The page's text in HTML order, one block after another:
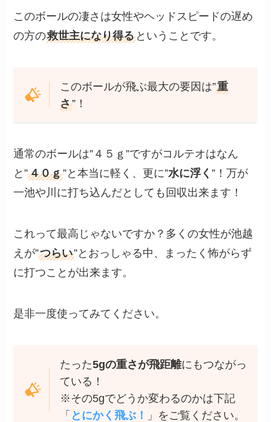
このボールの凄さは女性やヘッドスピードの遅め
の方の救世主になり得る ということです。
このボールが飛ぶ最大の要因は”重
さ”！
通常のボールは”４５ｇ”ですがコルテオはなん
と”４０ｇ”と本当に軽く、更に”水に浮く”！万が
一池や川に打ち込んだとしても回収出来ます！
これって最高じゃないですか？多くの女性が池越
えが”つらい”とおっしゃる中、まったく怖がらず
に打つことが出来ます。
是非一度使ってみてください。
たった5gの重さが飛距離にもつながっ
ている！
※その5gでどうか変わるのかは下記
「 とにかく飛ぶ！ 」をご覧ください。